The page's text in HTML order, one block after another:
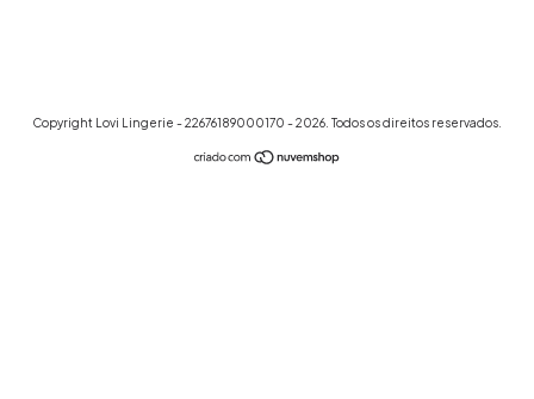
Copyright Lovi Lingerie - 22676189000170 - 2026. Todos os direitos reservados.